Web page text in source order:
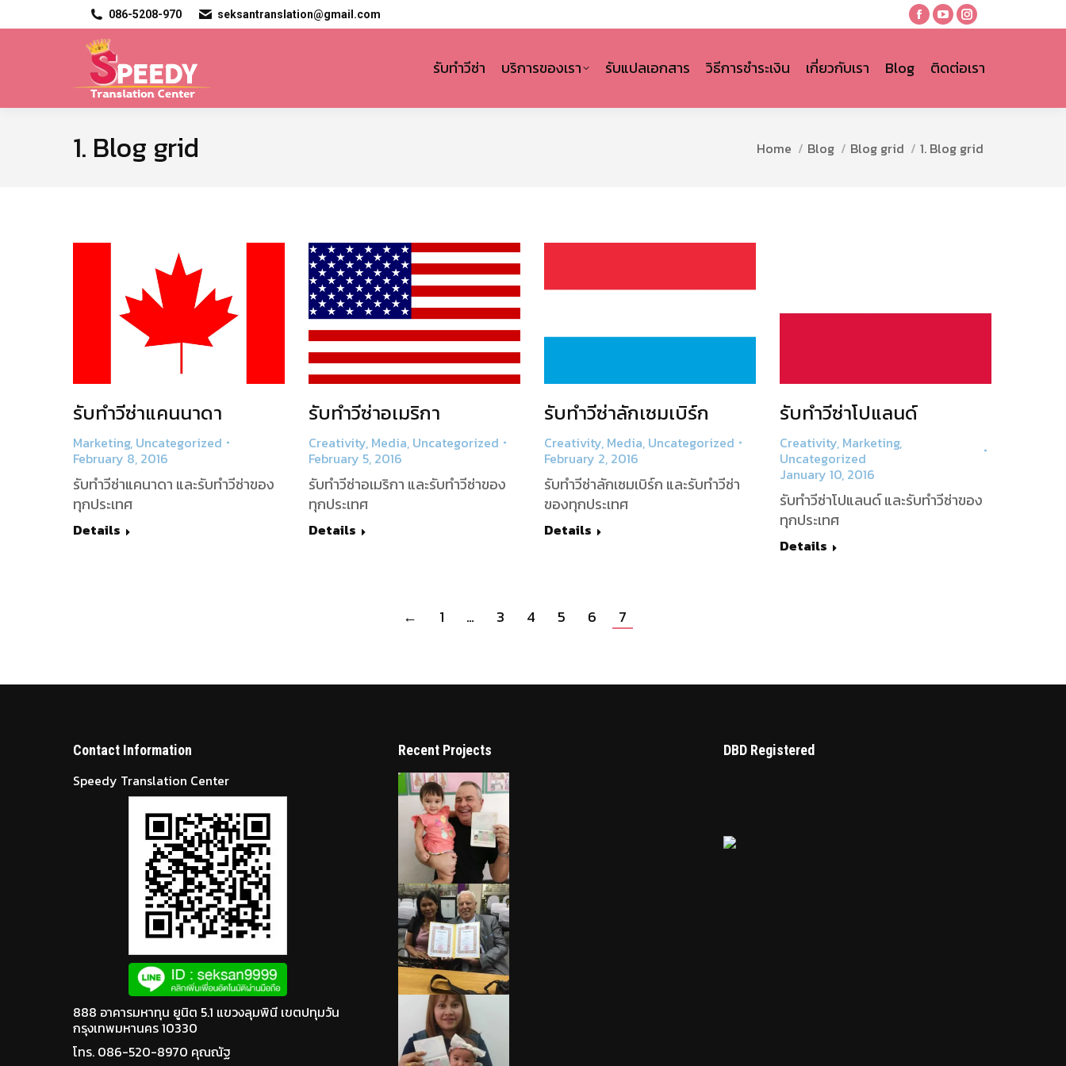
086-5208-970 seksantranslation@gmail.com
Facebook
opens
new
YouTube
opens
new
Instagram
opens
new
รับทำวีซ่า บริการของเรา รับแปลเอกสาร วิธีการชำระเงิน เกี่ยวกับเรา Blog ติดต่อเรา
1. Blog grid You are here:
Home Blog Blog grid 1. Blog grid
รับทำวีซ่าแคนนาดา
Marketing, Uncategorized
February 8, 2016
รับทำวีซ่าแคนาดา และรับทำวีซ่าของ
ทุกประเทศ
Details
รับทำวีซ่าอเมริกา
Creativity, Media, Uncategorized
February 5, 2016
รับทำวีซ่าอเมริกา และรับทำวีซ่าของ
ทุกประเทศ
Details
รับทำวีซ่าลักเซมเบิร์ก
Creativity, Media, Uncategorized
February 2, 2016
รับทำวีซ่าลักเซมเบิร์ก และรับทำวีซ่า
ของทุกประเทศ
Details
รับทำวีซ่าโปแลนด์
Creativity, Marketing,
Uncategorized
January 10, 2016
รับทำวีซ่าโปแลนด์ และรับทำวีซ่าของ
ทุกประเทศ
Details
← 1 … 3 4 5 6 7
Contact Information
Speedy Translation Center
888 อาคารมหาทุน ยูนิต 5.1 แขวงลุมพินี เขตปทุมวัน
กรุงเทพมหานคร 10330
โทร. 086-520-8970 คุณณัฐ
Recent Projects DBD Registered